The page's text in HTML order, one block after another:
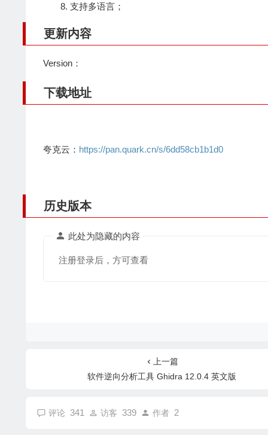
支持多语言；
更新内容
Version：
下载地址
夸克云： https://pan.quark.cn/s/6dd58cb1b1d0
历史版本
此处为隐藏的内容
注册登录后，方可查看
上一篇
软件逆向分析工具 Ghidra 12.0.4 英文版
评论 341 访客 339 作者 2